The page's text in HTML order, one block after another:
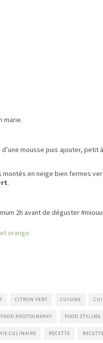
marie.
d’une mousse puis ajouter, petit
en neige bien fermes
.
2h avant de déguster
orange.
CITRON VERT CUISINE
FOOD PHOTOGRAPHY FOOD STYLING
CULINAIRE RECETTE